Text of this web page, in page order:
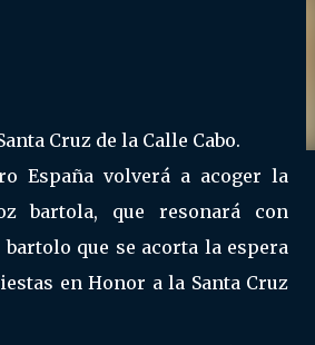
Cruz de la Calle Cabo.
España volverá a acoger la
bartola, que resonará con
que se acorta la espera
en Honor a la Santa Cruz